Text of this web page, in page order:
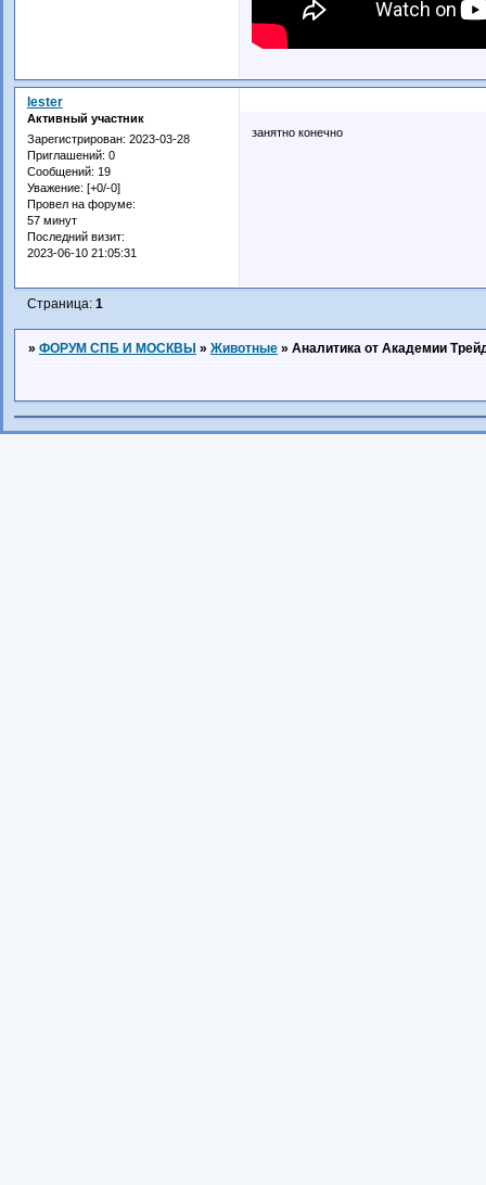
lester
Активный участник
Зарегистрирован: 2023-03-28
Приглашений: 0
Сообщений: 19
Уважение: [+0/-0]
Провел на форуме:
57 минут
Последний визит:
2023-06-10 21:05:31
занятно конечно
Страница: 1
» ФОРУМ СПБ И МОСКВЫ » Животные » Аналитика от Академии